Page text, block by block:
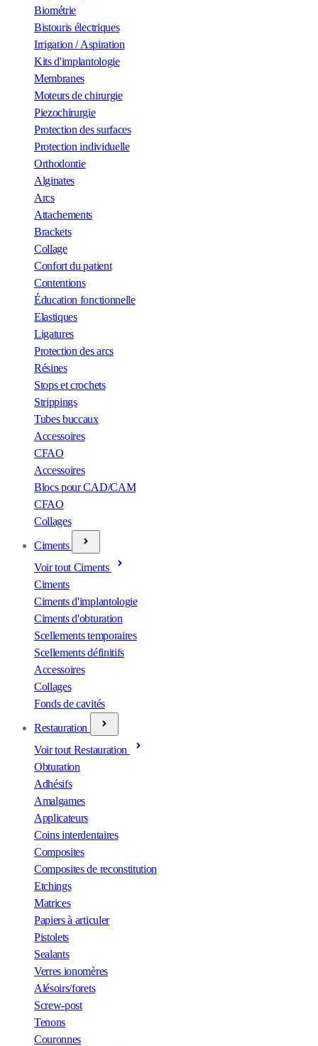
Biométrie
Bistouris électriques
Irrigation / Aspiration
Kits d'implantologie
Membranes
Moteurs de chirurgie
Piezochirurgie
Protection des surfaces
Protection individuelle
Orthodontie
Alginates
Arcs
Attachements
Brackets
Collage
Confort du patient
Contentions
Éducation fonctionnelle
Elastiques
Ligatures
Protection des arcs
Résines
Stops et crochets
Strippings
Tubes buccaux
Accessoires
CFAO
Accessoires
Blocs pour CAD/CAM
CFAO
Collages
Ciments
Voir tout Ciments
Ciments
Ciments d'implantologie
Ciments d'obturation
Scellements temporaires
Scellements définitifs
Accessoires
Collages
Fonds de cavités
Restauration
Voir tout Restauration
Obturation
Adhésifs
Amalgames
Applicateurs
Coins interdentaires
Composites
Composites de reconstitution
Etchings
Matrices
Papiers à articuler
Pistolets
Sealants
Verres ionomères
Alésoirs/forets
Screw-post
Tenons
Couronnes